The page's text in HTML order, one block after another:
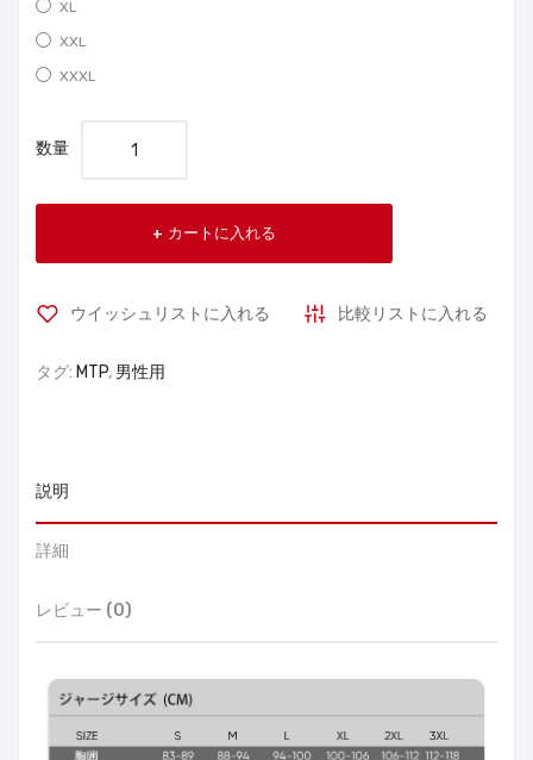
XL
XXL
XXXL
数量
カートに入れる
ウイッシュリストに入れる 比較リストに入れる
タグ: MTP, 男性用
説明
詳細
レビュー (0)